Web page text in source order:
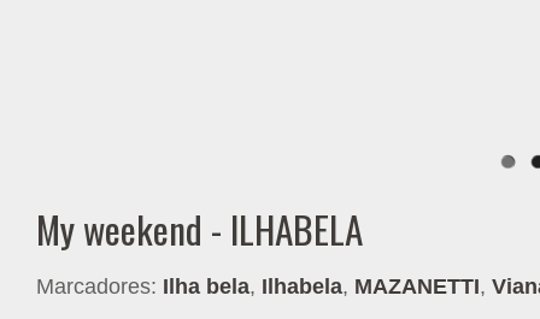
My weekend - ILHABELA
Marcadores: Ilha bela, Ilhabela, MAZANETTI,